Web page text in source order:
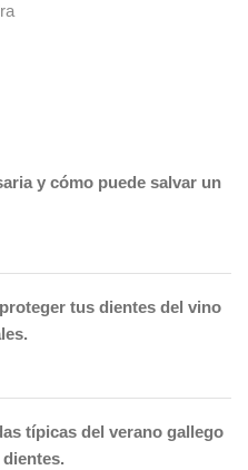
y cómo puede salvar un
tus dientes del vino
típicas del verano gallego